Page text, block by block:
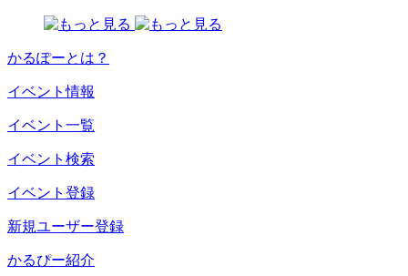
かるぽーとは？
イベント情報
イベント一覧
イベント検索
イベント登録
新規ユーザー登録
かるぴー紹介